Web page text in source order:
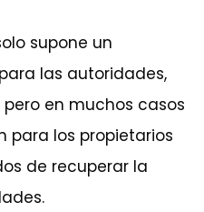
supone un
las autoridades,
en muchos casos
para los propietarios
de recuperar la